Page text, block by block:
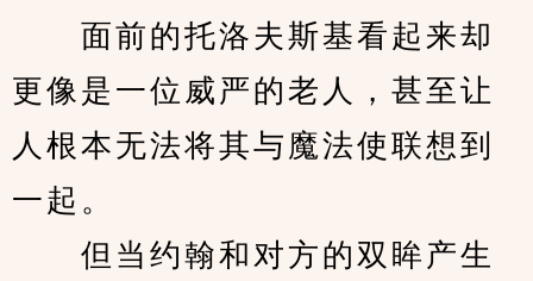
面前的托洛夫斯基看起来却
更像是一位威严的老人，甚至让
人根本无法将其与魔法使联想到
一起。
但当约翰和对方的双眸产生